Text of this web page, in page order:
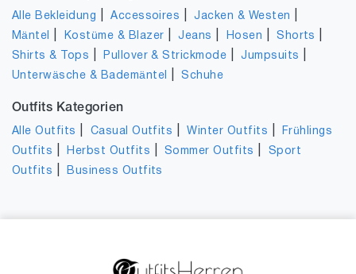
Alle Bekleidung |Accessoires |Jacken & Westen
Mäntel Kostüme & Blazer |Jeans Hosen |Shorts
Shirts & Tops Pullover & Strickmode |Jumpsuits
Unterwäsche & Bademäntel |Schuhe
Outfits Kategorien
Alle Outfits Casual Outfits |Winter Outfits
Frühlings
Outfits
Herbst Outfits Sommer Outfits
Sport
Outfits
Business Outfits